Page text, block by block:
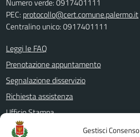
Gestisci Consenso
Numero verde: 0917401111
PEC: protocollo@cert.comune.palermo.it
Centralino unico: 0917401111
Leggi le FAQ
Prenotazione appuntamento
Segnalazione disservizio
Richiesta assistenza
Ufficio Stampa
Amministrazione Trasparente